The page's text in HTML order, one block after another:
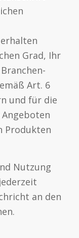
Grad, Ihr
Art. 6
und für die
Produkten
Nutzung
an den